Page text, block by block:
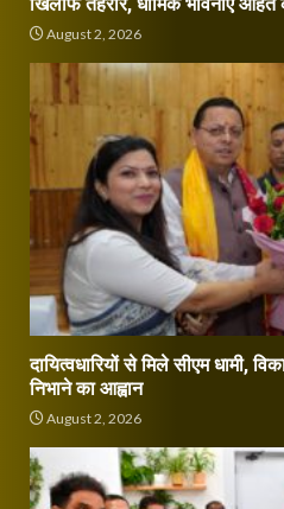
August 2, 2026
दायित्वधारियों से मिले सीएम धामी,
निभाने का आह्वान
August 2, 2026